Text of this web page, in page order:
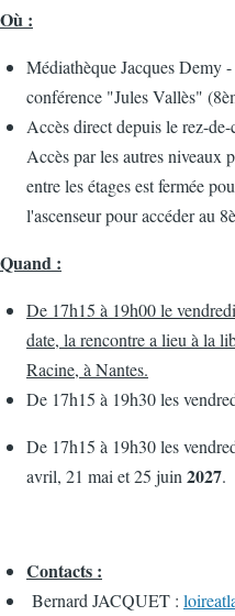
Où :
Médiathèque Jacques Demy
conférence "Jules Vallès"
Accès direct depuis le rez-de-
Accès par les autres niveaux
entre les étages est fermée
l'ascenseur pour accéder au
Quand :
De 17h15 à 19h00 le
date, la rencontre a lieu à la
Racine, à Nantes.
De 17h15 à 19h30 les
De 17h15 à 19h30 les
avril, 21 mai et 25 juin 2027.
Contacts :
Bernard JACQUET :